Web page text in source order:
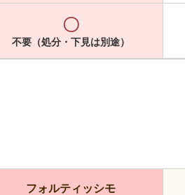
〇
不要（処分・下見は別途）
フォルティッシモ